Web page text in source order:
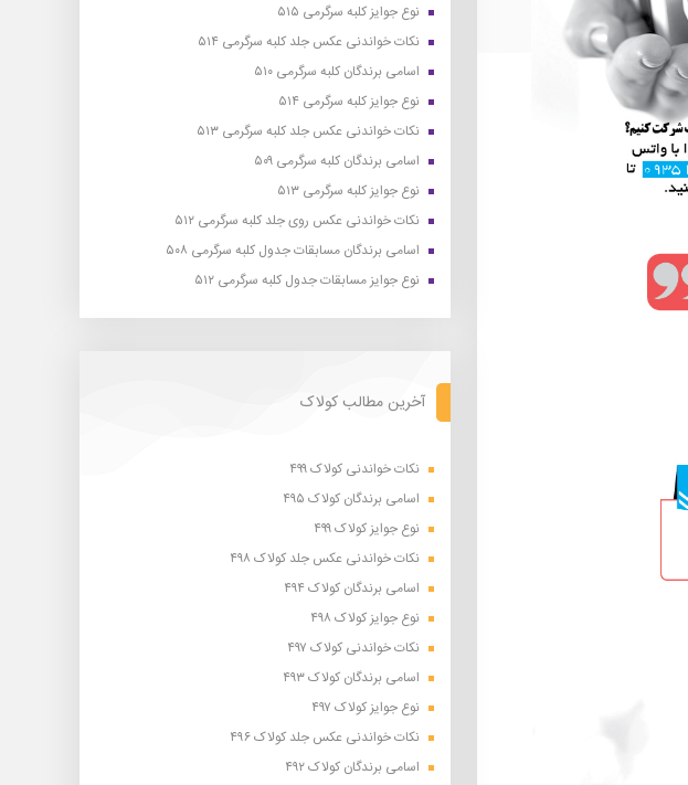
نوع جوایز کلبه سرگرمی ۵۱۵
نکات خواندنی عکس جلد کلبه سرگرمی ۵۱۴
اسامی برندگان کلبه سرگرمی ۵۱۰
نوع جوایز کلبه سرگرمی ۵۱۴
نکات خواندنی عکس جلد کلبه سرگرمی ۵۱۳
اسامی برندگان کلبه سرگرمی ۵۰۹
نوع جوایز کلبه سرگرمی ۵۱۳
نکات خواندنی عکس روی جلد کلبه سرگرمی ۵۱۲
اسامی برندگان مسابقات جدول کلبه سرگرمی ۵۰۸
نوع جوایز مسابقات جدول کلبه سرگرمی ۵۱۲
آخرین مطالب کولاک
نکات خواندنی کولاک ۴۹۹
اسامی برندگان کولاک ۴۹۵
نوع جوایز کولاک ۴۹۹
نکات خواندنی عکس جلد کولاک ۴۹۸
اسامی برندگان کولاک ۴۹۴
نوع جوایز کولاک ۴۹۸
نکات خواندنی کولاک ۴۹۷
اسامی برندگان کولاک ۴۹۳
نوع جوایز کولاک ۴۹۷
نکات خواندنی عکس جلد کولاک ۴۹۶
اسامی برندگان کولاک ۴۹۲